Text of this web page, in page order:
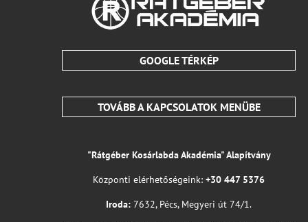
GOOGLE TÉRKÉP
TOVÁBB A KAPCSOLATOK MENÜBE
"Rátgéber Kosárlabda Akadémia" Alapítvány
Központi elérhetőségeink: +30 447 5376
Iroda: 7632, Pécs, Megyeri út 74/1.